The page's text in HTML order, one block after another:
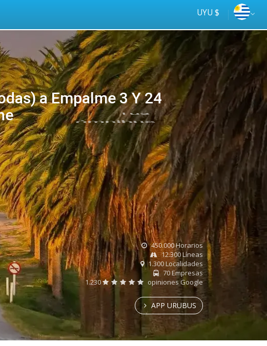
UYU $
a Empalme 3 Y 24
online
Tus
ómnibus
450.000 Horarios
12.300 Líneas
1.300 Localidades
70 Empresas
1.230
opiniones Google
APP URUBUS